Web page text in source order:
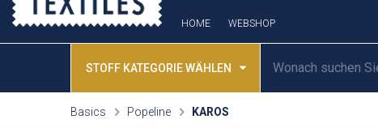
HOME WEBSHOP
STOFF KATEGORIE WÄHLEN
Basics Popeline KAROS